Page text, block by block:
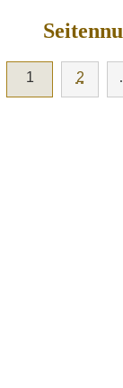
1 2